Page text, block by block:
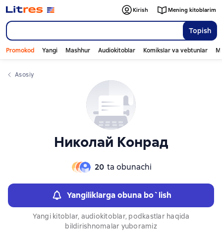
Topish
Kirish Mening kitoblarim
Promokod Yangi Mashhur Audiokitoblar Komikslar va vebtunlar
Asosiy
Николай Конрад
20 ta obunachi
Yangiliklarga obuna bo`lish
Yangi kitoblar, audiokitoblar, podkastlar haqida
bildirishnomalar yuboramiz
Слайдер с книгами
Слайдер с книгами